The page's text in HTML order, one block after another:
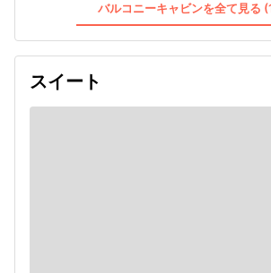
バルコニーキャビンを全て見る
スイート